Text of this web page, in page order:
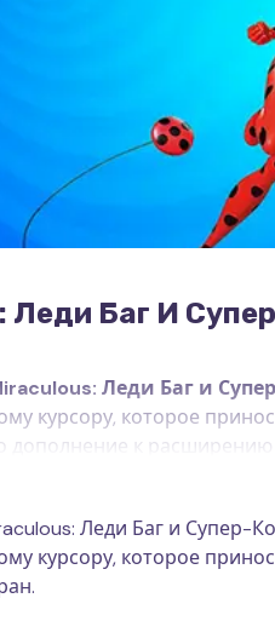
Леди Баг И
Леди Баг и
курсору, которое
дополнение к
работает исключительно
как Маринетт
с Супер-Котом.
превращаться в Леди
Леди Баг и Супер-
курсору, которое